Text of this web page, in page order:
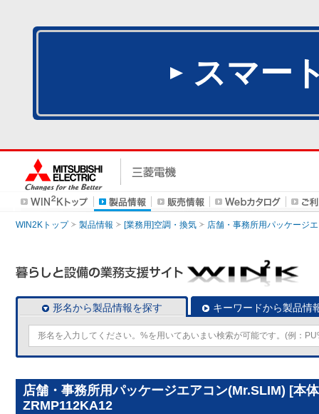
スマー
WIN2Kトップ 製品情報 [業務用]空調・換気 店舗・事務所用パッケージ
形名から製品情報を探す キーワードから製品情
店舗・事務所用パッケージエアコン(Mr.SLIM) [本
ZRMP112KA12